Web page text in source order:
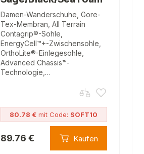
Damen-Wanderschuhe, Gore-
Tex-Membran, All Terrain
Contagrip®-Sohle,
EnergyCell™+-Zwischensohle,
OrthoLite®-Einlegesohle,
Advanced Chassis™-
Technologie,…
80.78 € mit Code: SOFT10
89.76 € Kaufen